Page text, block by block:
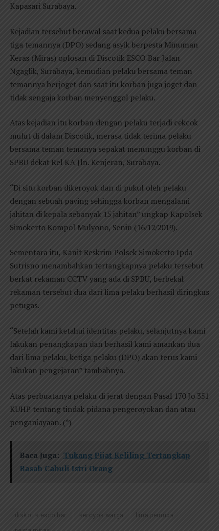
Kapasari Surabaya.
Kejadian tersebut berawal saat kedua pelaku bersama
tiga temannya (DPO) sedang asyik berpesta Minuman
Keras (Miras) oplosan di Discotik ESCO Bar Jalan
Ngaglik, Surabaya, kemudian pelaku bersama teman
temannya berjoget dan saat itu korban juga joget dan
tidak sengaja korban menyenggol pelaku.
Atas kejadian itu korban dengan pelaku terjadi cekcok
mulut di dalam Discotik, merasa tidak terima pelaku
bersama teman temanya sepakat menunggu korban di
SPBU dekat Rel KA Jln. Kenjeran, Surabaya.
“Di situ korban dikeroyok dan di pukul oleh pelaku
dengan sebuah paving sehingga korban mengalami
jahitan di kepala sebanyak 15 jahitan” ungkap Kapolsek
Simokerto Kompol Mulyono, Senin (16/12/2019).
Sementara itu, Kanit Reskrim Polsek Simokerto Ipda
Sutrisno menambahkan tertangkapnya pelaku tersebut
berkat rekaman CCTV yang ada di SPBU, berbekal
rekaman tersebut dua dari lima pelaku berhasil diringkus
petugas.
“Setelah kami ketahui identitas pelaku, selanjutnya kami
lakukan penangkapan dan berhasil kami amankan dua
dari lima pelaku, ketiga pelaku (DPO) akan terus kami
lakukan pengejaran” tambahnya.
Atas perbuatanya pelaku di jerat dengan Pasal 170 Jo 351
KUHP tentang tindak pidana pengeroyokan dan atau
penganiayaan. (*)
Baca Juga: Tukang Pijat Keliling Tertangkap
Basah Cabuli Istri Orang
diskotik esco bar keroyok warga
lima pemuda